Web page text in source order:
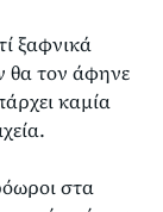
ξαφνικά
θα τον άφηνε
καμία
στα